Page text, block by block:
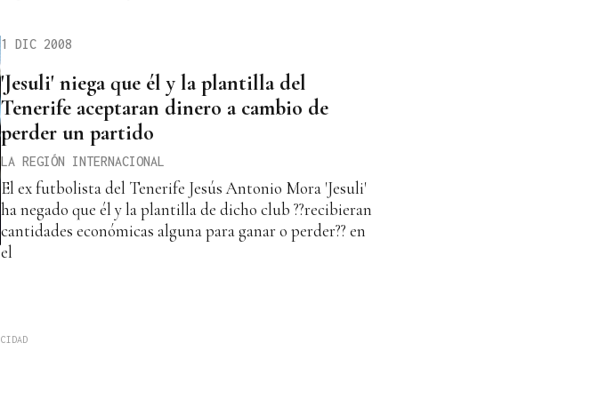
1 DIC 2008
'Jesuli' niega que él y la plantilla del
Tenerife aceptaran dinero a cambio de
perder un partido
LA REGIÓN INTERNACIONAL
El ex futbolista del Tenerife Jesús Antonio Mora 'Jesuli'
ha negado que él y la plantilla de dicho club ??recibieran
cantidades económicas alguna para ganar o perder?? en
el